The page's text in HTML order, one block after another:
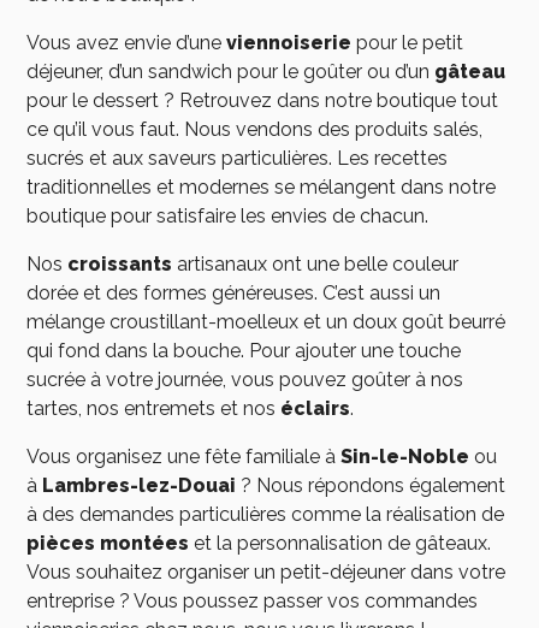
Vous avez envie d’uneviennoiserie pour le petit
déjeuner, d’un sandwich pour le goûter ou d’un gâteau
pour le dessert ? Retrouvez dans notre boutique tout
ce qu’il vous faut. Nous vendons des produits salés,
sucrés et aux saveurs particulières. Les recettes
traditionnelles et modernes se mélangent dans notre
boutique pour satisfaire les envies de chacun.
Nos croissants artisanaux ont une belle couleur
dorée et des formes généreuses. C’est aussi un
mélange croustillant-moelleux et un doux goût beurré
qui fond dans la bouche. Pour ajouter une touche
sucrée à votre journée, vous pouvez goûter à nos
tartes, nos entremets et nos éclairs.
Vous organisez une fête familiale àSin-le-Noble ou
à Lambres-lez-Douai ? Nous répondons également
à des demandes particulières comme la réalisation de
pièces montées et la personnalisation de gâteaux.
Vous souhaitez organiser un petit-déjeuner dans votre
entreprise ? Vous poussez passer vos commandes